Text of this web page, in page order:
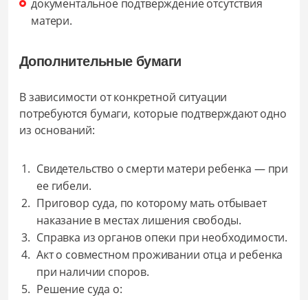
документальное подтверждение отсутствия
матери.
Дополнительные бумаги
В зависимости от конкретной ситуации
потребуются бумаги, которые подтверждают одно
из оснований:
Свидетельство о смерти матери ребенка — при
ее гибели.
Приговор суда, по которому мать отбывает
наказание в местах лишения свободы.
Справка из органов опеки при необходимости.
Акт о совместном проживании отца и ребенка
при наличии споров.
Решение суда о: